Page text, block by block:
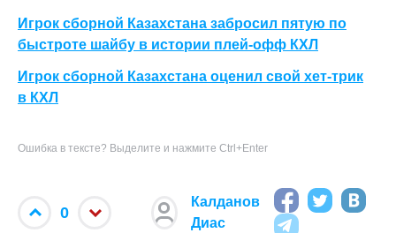
Игрок сборной Казахстана забросил пятую по
быстроте шайбу в истории плей-офф КХЛ
Игрок сборной Казахстана оценил свой хет-трик
в КХЛ
Ошибка в тексте? Выделите и нажмите Ctrl+Enter
0
Калданов
Диас